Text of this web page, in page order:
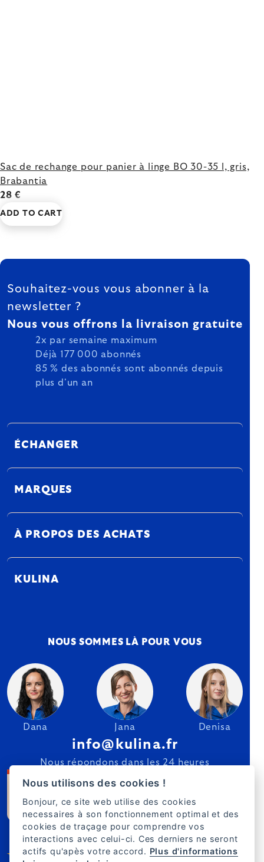
Sac de rechange pour panier à linge BO 30-35 l, gris,
Brabantia
28 €
ADD TO CART
FOOTER
Souhaitez-vous vous abonner à la
newsletter ?
Nous vous offrons la livraison gratuite
2x par semaine maximum
Déjà 177 000 abonnés
85 % des abonnés sont abonnés depuis
plus d'un an
ÉCHANGER
MARQUES
À PROPOS DES ACHATS
KULINA
NOUS SOMMES LÀ POUR VOUS
Dana Jana Denisa
info@kulina.fr
Nous répondons dans les 24 heures
Nous utilisons des cookies !
Bonjour, ce site web utilise des cookies
necessaires à son fonctionnement optimal et des
cookies de traçage pour comprendre vos
interactions avec celui-ci. Ces derniers ne seront
actifs qu'apès votre accord. Plus d'informations